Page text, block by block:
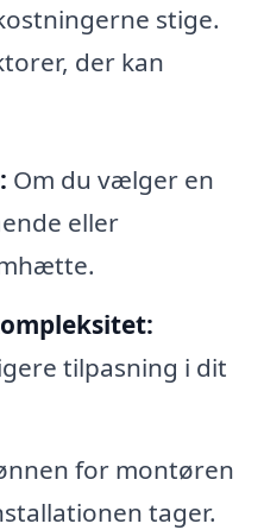
stige.
der kan
Om du vælger en
eller
tilpasning i dit
for montøren
tager.